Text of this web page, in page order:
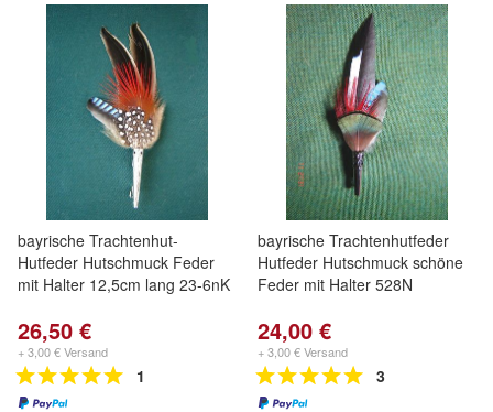
bayrische Trachtenhut-
Hutfeder Hutschmuck Feder
mit Halter 12,5cm lang 23-6nK
26,50 €
+ 3,00 € Versand
1
bayrische Trachtenhutfeder
Hutfeder Hutschmuck schöne
Feder mit Halter 528N
24,00 €
+ 3,00 € Versand
3